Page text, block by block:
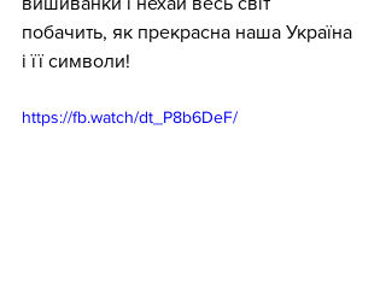
побачить, як прекрасна наша Україна
і її символи!
https://fb.watch/dt_P8b6DeF/